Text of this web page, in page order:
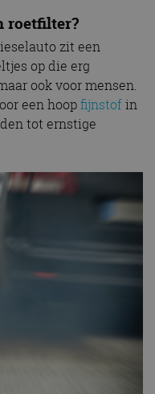
roetfilter?
zit een
op die erg
ook voor mensen.
een hoopfijnstofin
tot ernstige